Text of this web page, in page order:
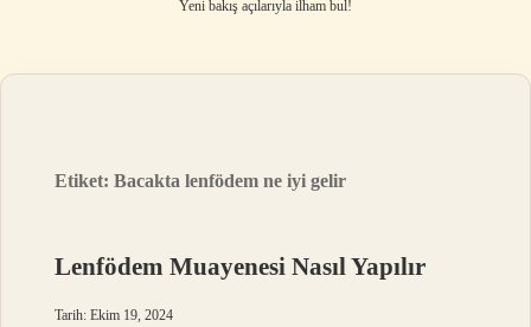
Yasal Uyarı
Yeni bakış açılarıyla ilham bul!
Etiket:Bacakta lenfödem ne iyi gelir
Lenfödem Muayenesi Nasıl Yapılır
Tarih: Ekim 19, 2024